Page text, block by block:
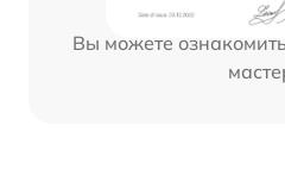
Вы можете